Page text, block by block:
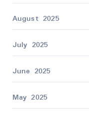
August 2025
July 2025
June 2025
May 2025